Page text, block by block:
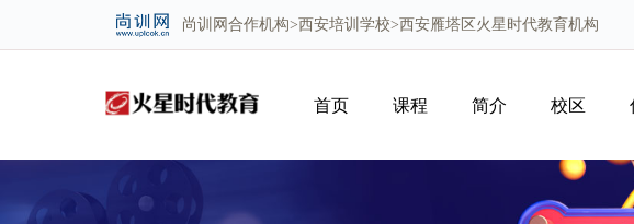
尚训网 合作机构>西安培训学校>西安雁塔区火星时代教育机构
首页 课程 简介 校区